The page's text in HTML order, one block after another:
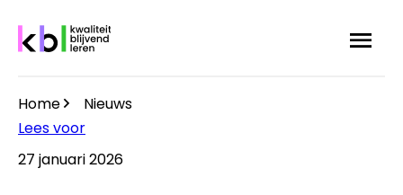
inhoud
gaan
Kruimelpad
Home
Nieuws
Lees voor
27 januari 2026